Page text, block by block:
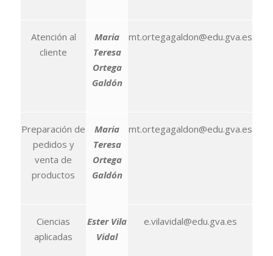
Atención al
cliente
Maria
Teresa
Ortega
Galdón
mt.ortegagaldon@edu.gva.es
Preparación de
pedidos y
venta de
productos
Maria
Teresa
Ortega
Galdón
mt.ortegagaldon@edu.gva.es
Ciencias
aplicadas
Ester Vila
Vidal
e.vilavidal@edu.gva.es